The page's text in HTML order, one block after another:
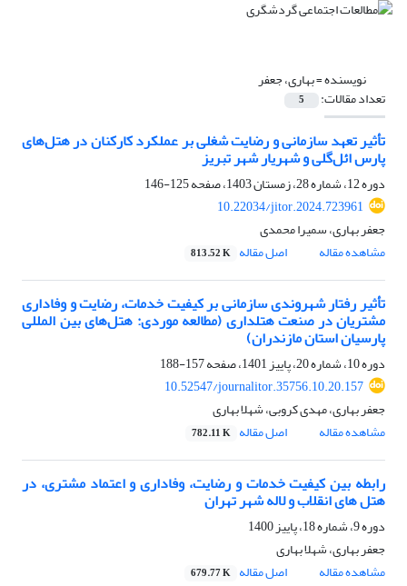
نویسنده =بهاری، جعفر
تعداد مقالات: 5
تأثیر تعهد سازمانی و رضایت شغلی بر عملکرد کارکنان در هتل‌های
پارس ائل‌گلی و شهریار شهر تبریز
دوره 12، شماره 28، زمستان 1403، صفحه
125-146
10.22034/jitor.2024.723961
جعفر بهاری، سمیرا محمدی
مشاهده مقاله
اصل مقاله 813.52 K
تأثیر رفتار شهروندی سازمانی بر کیفیت خدمات، رضایت و وفاداری
مشتریان در صنعت هتلداری (مطالعه موردی: هتل‌های بین المللی
پارسیان استان مازندران)
دوره 10، شماره 20، پاییز 1401، صفحه
157-188
10.52547/journalitor.35756.10.20.157
جعفر بهاری، مهدی کروبی، شهلا بهاری
مشاهده مقاله
اصل مقاله 782.11 K
رابطه بین کیفیت خدمات و رضایت، وفاداری و اعتماد مشتری، در
هتل های انقلاب و لاله شهر تهران
دوره 9، شماره 18، پاییز 1400
جعفر بهاری، شهلا بهاری
مشاهده مقاله
اصل مقاله 679.77 K